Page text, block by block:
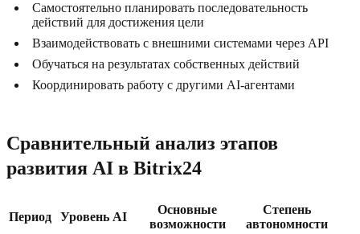
Самостоятельно планировать последовательность
действий для достижения цели
Взаимодействовать с внешними системами через API
Обучаться на результатах собственных действий
Координировать работу с другими AI-агентами
Сравнительный анализ этапов
развития AI в Bitrix24
Период Уровень AI
Основные
возможности
Степень
автономности